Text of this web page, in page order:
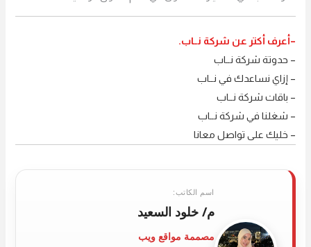
–أعرف أكتر عن شركة نــاب.
– حدوتة شركة نــاب
– إزاي نساعدك في نــاب
– باقات شركة نــاب
– شغلنا في شركة نــاب
– خليك على تواصل معانا
اسم الكاتب:
م/ خلود السعيد
مصممة مواقع ويب